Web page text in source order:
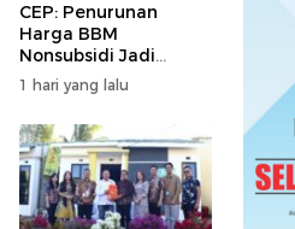
CEP: Penurunan
Harga BBM
Nonsubsidi Jadi
Stimulus Positif bagi
Dunia Usaha dan
Pertumbuhan
Ekonomi
1 hari yang lalu